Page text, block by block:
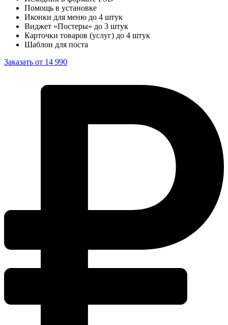
Помощь в установке
Иконки для меню до 4 штук
Виджет «Постеры» до 3 штук
Карточки товаров (услуг) до 4 штук
Шаблон для поста
Заказать от 14 990